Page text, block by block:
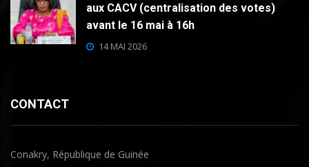
aux CACV (centralisation des votes)
avant le 16 mai à 16h
14 MAI 2026
CONTACT
Conakry, République de Guinée